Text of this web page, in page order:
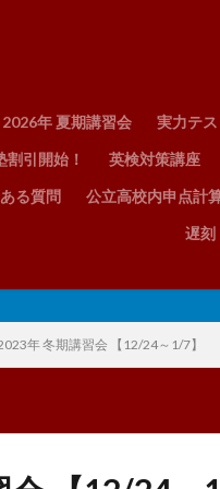
2026年 夏期講習会 実力テ
割引開始！ 英検対策講座
る質問 公立高校内申点計
遅刻
年 冬期講習会 【12/24～1/7】